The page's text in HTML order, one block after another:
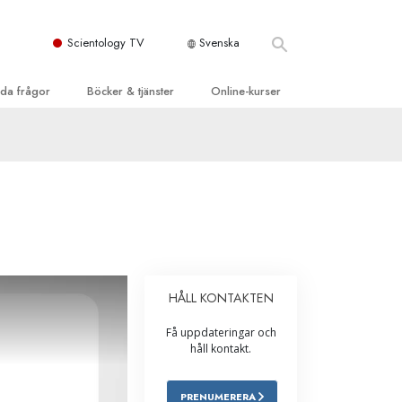
Scientology TV Svenska
frågor Böcker & tjänster
tjänster
Online-kurser
Integritet och ärlighetHÅLL KONTAKTEN
Få uppdateringar och
håll kontakt.
PRENUMERERA